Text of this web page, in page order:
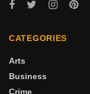
CATEGORIES
Arts
Business
Crime